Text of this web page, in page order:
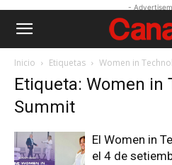
-
Inicio Etiquetas Women in
Etiqueta: Women in
Summit
El Women in
el 4 de